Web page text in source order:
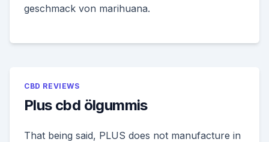
geschmack von marihuana.
CBD REVIEWS
Plus cbd ölgummis
That being said, PLUS does not manufacture in